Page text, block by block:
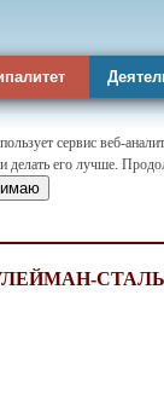
сервис веб-
делать его лучше.